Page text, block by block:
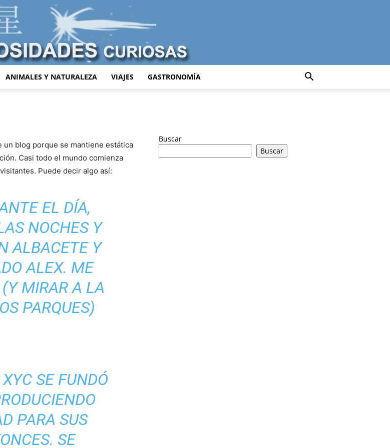
Curiosas
del
Mundo
ANIMALES Y NATURALEZA VIAJES GASTRONOMÍA
un blog porque se mantiene estática
Casi todo el mundo comienza
Puede decir algo así:
EL DÍA,
NOCHES Y
ALBACETE Y
ALEX. ME
MIRAR A LA
PARQUES)
SE FUNDÓ
PARA SUS
SE
Buscar
Buscar